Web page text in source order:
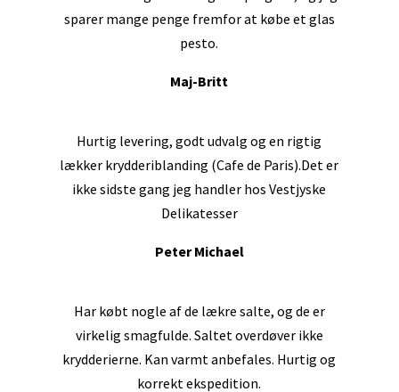
sparer mange penge fremfor at købe et glas
pesto.
Maj-Britt
Hurtig levering, godt udvalg og en rigtig
lækker krydderiblanding (Cafe de Paris).Det er
ikke sidste gang jeg handler hos Vestjyske
Delikatesser
Peter Michael
Har købt nogle af de lækre salte, og de er
virkelig smagfulde. Saltet overdøver ikke
krydderierne. Kan varmt anbefales. Hurtig og
korrekt ekspedition.